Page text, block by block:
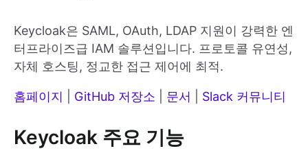
Keycloak은 SAML, OAuth, LDAP 지원이 강력한 엔
터프라이즈급 IAM 솔루션입니다. 프로토콜 유연성,
자체 호스팅, 정교한 접근 제어에 최적.
홈페이지 GitHub 저장소 문서 Slack 커뮤니티
Keycloak 주요 기능